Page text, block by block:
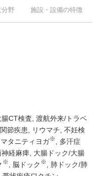
野 施設・設備の特徴
腸CT検査 渡航外来/トラベ
節疾患 リウマチ 不妊検
マタニティヨガ※ 多汗症
神経麻痺 大腸ドック/大腸
※ 脳ドック ※
肺ドック/肺